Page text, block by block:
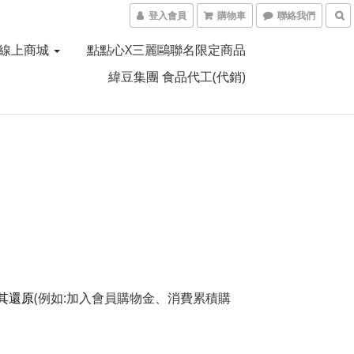
登入會員 購物車 聯絡我們
上商城
點點心X三麗鷗聯名限定商品
緯豆集團 食品代工(代銷)
還原(例如:加入會員購物金、消費累積購